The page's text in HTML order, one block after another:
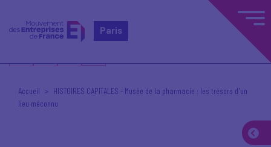
Paris
Accueil
HISTOIRES CAPITALES - Musée de la pharmacie : les trésors d'un
lieu méconnu